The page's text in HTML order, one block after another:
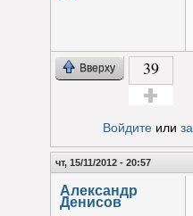
Вверху 39
Войдитеили
чт, 15/11/2012 - 20:57
Александр
Денисов